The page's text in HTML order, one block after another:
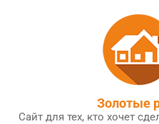
Золотые
Сайт для тех, кто хочет